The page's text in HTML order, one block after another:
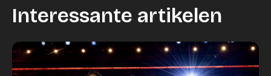
Interessante artikelen